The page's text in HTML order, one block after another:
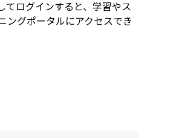
てログインすると、学習やス
ングポータルにアクセスでき